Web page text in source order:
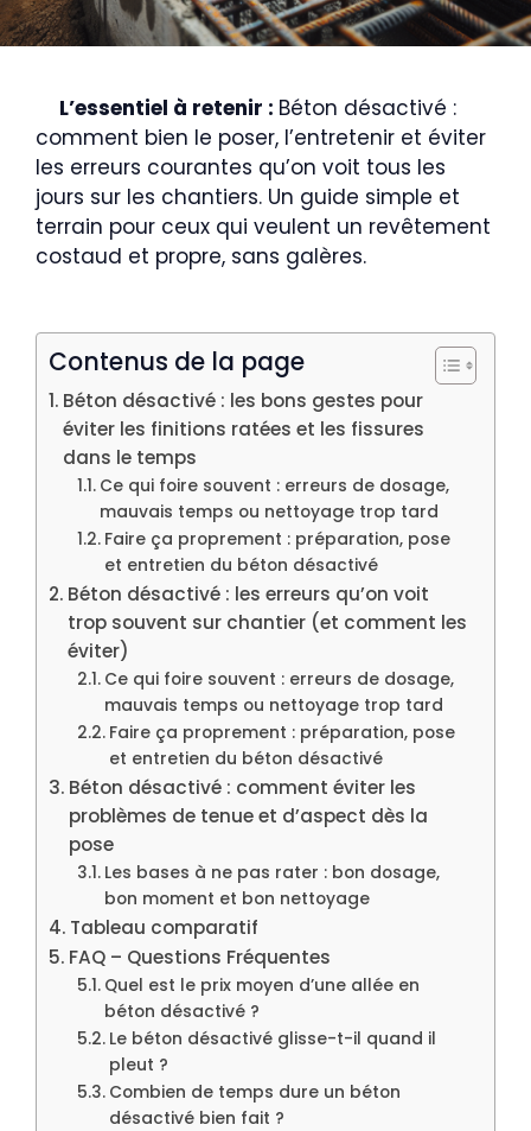
L’essentiel à retenir : Béton désactivé :
comment bien le poser, l’entretenir et éviter
les erreurs courantes qu’on voit tous les
jours sur les chantiers. Un guide simple et
terrain pour ceux qui veulent un revêtement
costaud et propre, sans galères.
Contenus de la page
Béton désactivé : les bons gestes pour
éviter les finitions ratées et les fissures
dans le temps
Ce qui foire souvent : erreurs de dosage,
mauvais temps ou nettoyage trop tard
Faire ça proprement : préparation, pose
et entretien du béton désactivé
Béton désactivé : les erreurs qu’on voit
trop souvent sur chantier (et comment les
éviter)
Ce qui foire souvent : erreurs de dosage,
mauvais temps ou nettoyage trop tard
Faire ça proprement : préparation, pose
et entretien du béton désactivé
Béton désactivé : comment éviter les
problèmes de tenue et d’aspect dès la
pose
Les bases à ne pas rater : bon dosage,
bon moment et bon nettoyage
Tableau comparatif
FAQ – Questions Fréquentes
Quel est le prix moyen d’une allée en
béton désactivé ?
Le béton désactivé glisse-t-il quand il
pleut ?
Combien de temps dure un béton
désactivé bien fait ?